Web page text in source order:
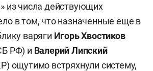
из числа действующих
в том, что назначенные еще в
варяги Игорь Хвостиков
РФ) и Валерий Липский
ощутимо встряхнули систему,